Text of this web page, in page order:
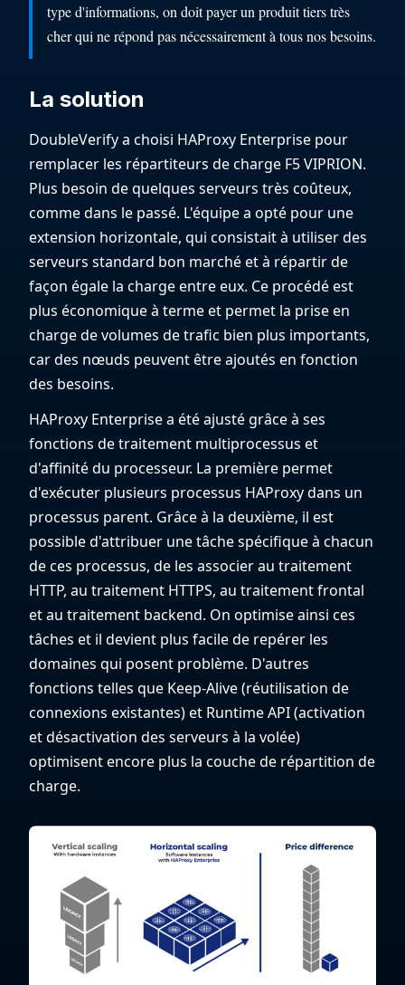
type d'informations, on doit payer un produit tiers très
cher qui ne répond pas nécessairement à tous nos besoins.
La solution
DoubleVerify a choisi HAProxy Enterprise pour
remplacer les répartiteurs de charge F5 VIPRION.
Plus besoin de quelques serveurs très coûteux,
comme dans le passé. L'équipe a opté pour une
extension horizontale, qui consistait à utiliser des
serveurs standard bon marché et à répartir de
façon égale la charge entre eux. Ce procédé est
plus économique à terme et permet la prise en
charge de volumes de trafic bien plus importants,
car des nœuds peuvent être ajoutés en fonction
des besoins.
HAProxy Enterprise a été ajusté grâce à ses
fonctions de traitement multiprocessus et
d'affinité du processeur. La première permet
d'exécuter plusieurs processus HAProxy dans un
processus parent. Grâce à la deuxième, il est
possible d'attribuer une tâche spécifique à chacun
de ces processus, de les associer au traitement
HTTP, au traitement HTTPS, au traitement frontal
et au traitement backend. On optimise ainsi ces
tâches et il devient plus facile de repérer les
domaines qui posent problème. D'autres
fonctions telles que Keep-Alive (réutilisation de
connexions existantes) et Runtime API (activation
et désactivation des serveurs à la volée)
optimisent encore plus la couche de répartition de
charge.